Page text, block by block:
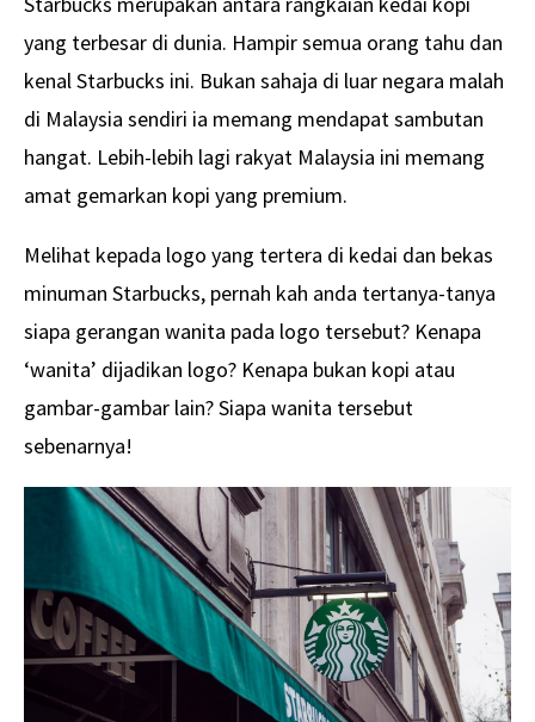
yang terbesar di dunia. Hampir semua orang tahu dan
kenal Starbucks ini. Bukan sahaja di luar negara malah
di Malaysia sendiri ia memang mendapat sambutan
hangat. Lebih-lebih lagi rakyat Malaysia ini memang
amat gemarkan kopi yang premium.
Melihat kepada logo yang tertera di kedai dan bekas
minuman Starbucks, pernah kah anda tertanya-tanya
siapa gerangan wanita pada logo tersebut? Kenapa
‘wanita’ dijadikan logo? Kenapa bukan kopi atau
gambar-gambar lain? Siapa wanita tersebut
sebenarnya!